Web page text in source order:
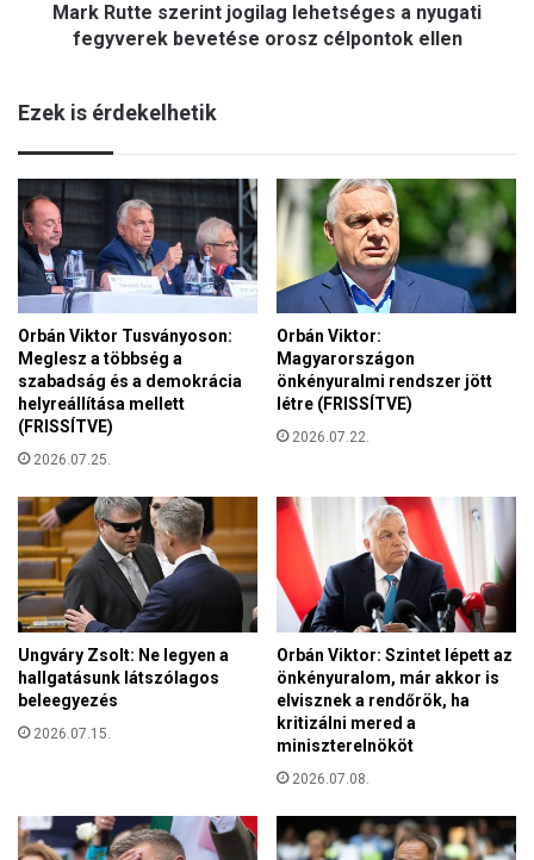
orosz
célpontok
Mark Rutte szerint jogilag lehetséges a nyugati
fegyverek bevetése orosz célpontok ellen
Ezek is érdekelhetik
Orbán Viktor Tusványoson:
Meglesz a többség a
szabadság és a demokrácia
helyreállítása mellett
(FRISSÍTVE)
2026.07.25.
Orbán Viktor:
Magyarországon
önkényuralmi rendszer jött
létre (FRISSÍTVE)
2026.07.22.
Ungváry Zsolt: Ne legyen a
hallgatásunk látszólagos
beleegyezés
2026.07.15.
Orbán Viktor: Szintet lépett az
önkényuralom, már akkor is
elvisznek a rendőrök, ha
kritizálni mered a
miniszterelnököt
2026.07.08.